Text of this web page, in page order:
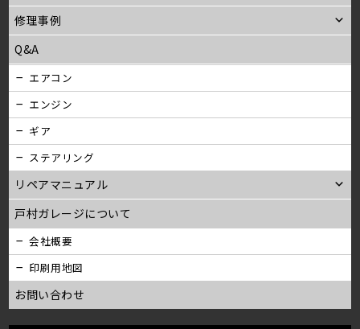
修理事例
Q&A
エアコン
エンジン
ギア
ステアリング
リペアマニュアル
戸村ガレージについて
会社概要
印刷用地図
お問い合わせ